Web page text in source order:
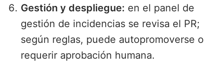
Gestión y despliegue: en el panel de
gestión de incidencias se revisa el PR;
según reglas, puede autopromoverse o
requerir aprobación humana.